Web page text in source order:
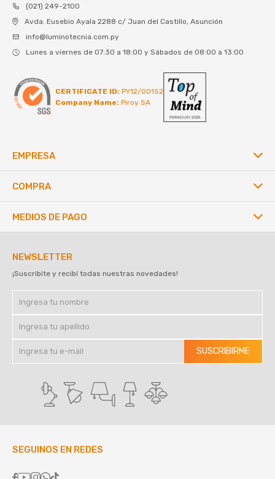
(021) 249-2100
Avda. Eusebio Ayala 2288 c/ Juan del Castillo, Asunción
info@luminotecnia.com.py
Lunes a viernes de 07:30 a 18:00 y Sábados de 08:00 a 13:00
CERTIFICATE ID: PY12/00152
Company Name: Piroy SA
EMPRESA
COMPRA
NEWSLETTER
¡Suscribite y recibí todas nuestras novedades!
SUSCRIBIRME
SEGUINOS EN REDES

MEDIOS DE PAGO